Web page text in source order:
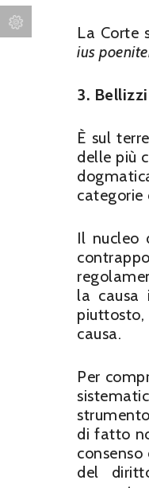
La Corte
ius
3.
È sul
delle più
categorie
Il nucleo
la causa
causa.
Per
di fatto
del